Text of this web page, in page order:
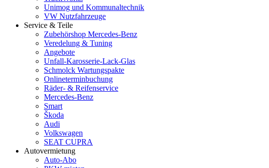
Unimog und Kommunaltechnik
VW Nutzfahrzeuge
Service & Teile
Zubehörshop Mercedes-Benz
Veredelung & Tuning
Angebote
Unfall-Karosserie-Lack-Glas
Schmolck Wartungspakte
Onlineterminbuchung
Räder- & Reifenservice
Mercedes-Benz
Smart
Škoda
Audi
Volkswagen
SEAT CUPRA
Autovermietung
Auto-Abo